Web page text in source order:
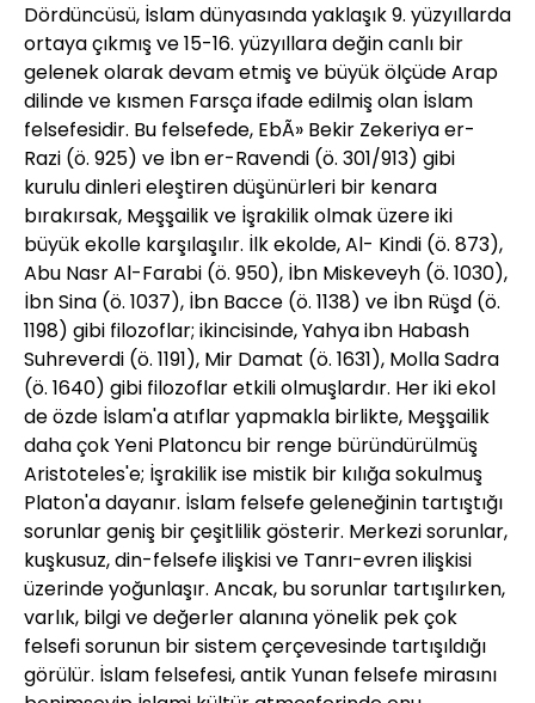
Dördüncüsü, İslam dünyasında yaklaşık 9. yüzyıllarda
ortaya çıkmış ve 15-16. yüzyıllara değin canlı bir
gelenek olarak devam etmiş ve büyük ölçüde Arap
dilinde ve kısmen Farsça ifade edilmiş olan İslam
felsefesidir. Bu felsefede, EbÃ» Bekir Zekeriya er-
Razi (ö. 925) ve İbn er-Ravendi (ö. 301/913) gibi
kurulu dinleri eleştiren düşünürleri bir kenara
bırakırsak, Meşşailik ve İşrakilik olmak üzere iki
büyük ekolle karşılaşılır. İlk ekolde, Al- Kindi (ö. 873),
Abu Nasr Al-Farabi (ö. 950), İbn Miskeveyh (ö. 1030),
İbn Sina (ö. 1037), İbn Bacce (ö. 1138) ve İbn Rüşd (ö.
1198) gibi filozoflar; ikincisinde, Yahya ibn Habash
Suhreverdi (ö. 1191), Mir Damat (ö. 1631), Molla Sadra
(ö. 1640) gibi filozoflar etkili olmuşlardır. Her iki ekol
de özde İslam'a atıflar yapmakla birlikte, Meşşailik
daha çok Yeni Platoncu bir renge büründürülmüş
Aristoteles'e; İşrakilik ise mistik bir kılığa sokulmuş
Platon'a dayanır. İslam felsefe geleneğinin tartıştığı
sorunlar geniş bir çeşitlilik gösterir. Merkezi sorunlar,
kuşkusuz, din-felsefe ilişkisi ve Tanrı-evren ilişkisi
üzerinde yoğunlaşır. Ancak, bu sorunlar tartışılırken,
varlık, bilgi ve değerler alanına yönelik pek çok
felsefi sorunun bir sistem çerçevesinde tartışıldığı
görülür. İslam felsefesi, antik Yunan felsefe mirasını